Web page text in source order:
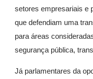
setores empresariais e
que defendiam uma
para áreas
segurança pública,
Já parlamentares da